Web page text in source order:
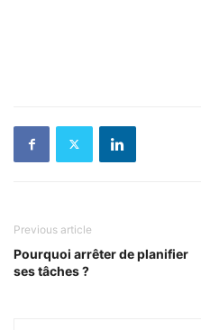
Previous article
Pourquoi arrêter de planifier
ses tâches ?